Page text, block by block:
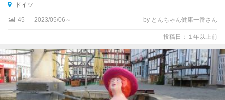
コ
ブ
ツ
コ
ン
ス
ドイツ
45 2023/05/06～ by とんちゃん健康一番さん
投稿日：１年以上前